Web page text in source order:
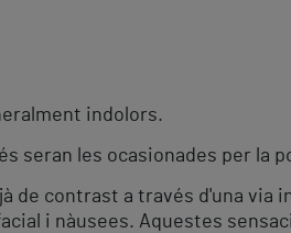
indolors.
seran les ocasionades per la
de contrast a través d'una via
i nàusees. Aquestes